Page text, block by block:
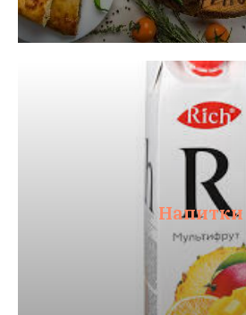
Напитки